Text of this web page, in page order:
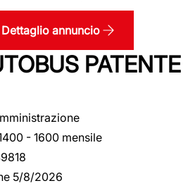
Dettaglio annuncio
PATENTE
- 1600 mensile
5/8/2026